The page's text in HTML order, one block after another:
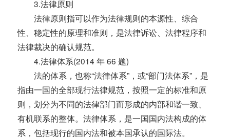
3.法律原则
法律原则指可以作为法律规则的本源性、综合
性、稳定性的原理和准则，是法律诉讼、法律程序和
法律裁决的确认规范。
4.法律体系(2014 年 66 题)
法的体系，也称“法律体系”，或“部门法体系”，是
指由一国的全部现行法律规范，按照一定的标准和原
则，划分为不同的法律部门而形成的内部和谐一致、
有机联系的整体。法律体系，是一国国内法构成的体
系，包括现行的国内法和被本国承认的国际法。